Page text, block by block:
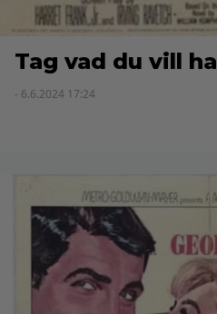
Tag vad du vill ha
- 6.6.2024 17:24